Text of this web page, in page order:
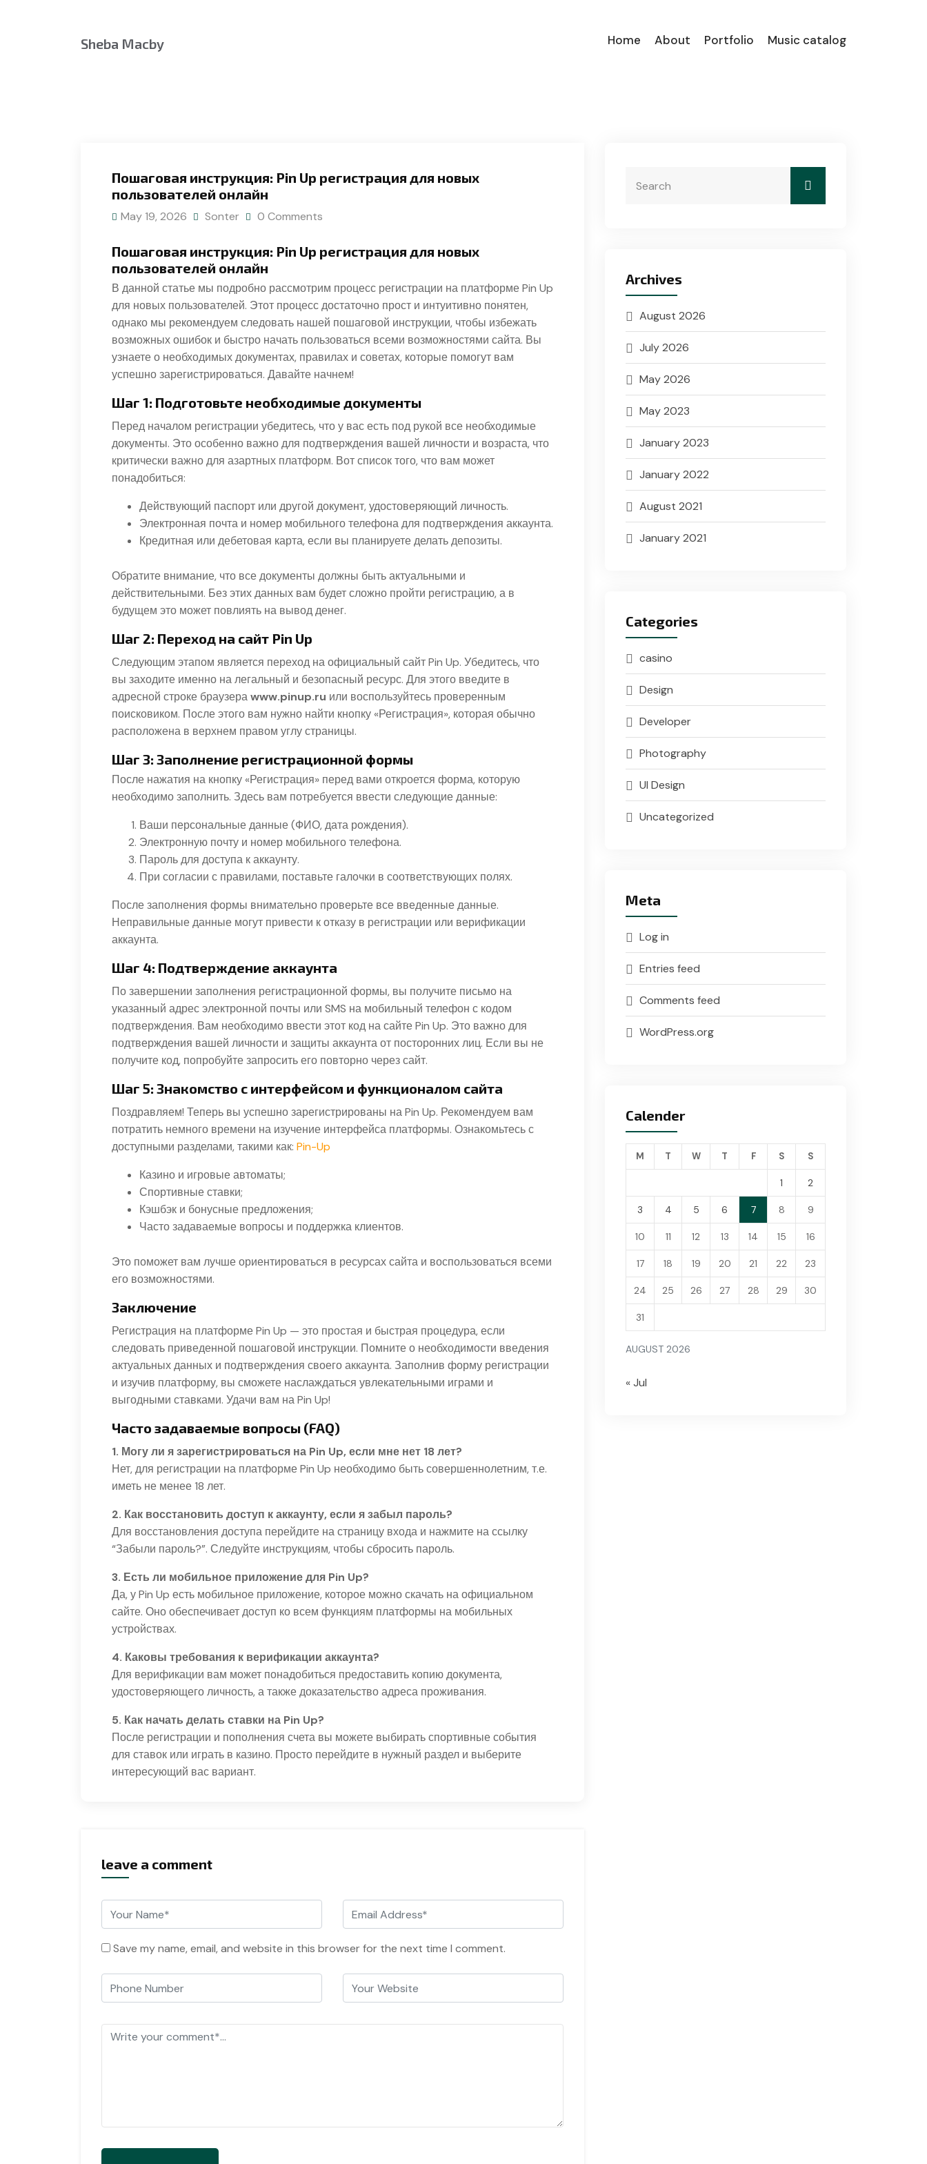
Sheba Macby Home About Portfolio Music catalog
Пошаговая инструкция: Pin Up регистрация для новых
пользователей онлайн
May 19, 2026 Sonter 0 Comments
Пошаговая инструкция: Pin Up регистрация для новых
пользователей онлайн
В данной статье мы подробно рассмотрим процесс регистрации на платформе Pin Up
для новых пользователей. Этот процесс достаточно прост и интуитивно понятен,
однако мы рекомендуем следовать нашей пошаговой инструкции, чтобы избежать
возможных ошибок и быстро начать пользоваться всеми возможностями сайта. Вы
узнаете о необходимых документах, правилах и советах, которые помогут вам
успешно зарегистрироваться. Давайте начнем!
Шаг 1: Подготовьте необходимые документы
Перед началом регистрации убедитесь, что у вас есть под рукой все необходимые
документы. Это особенно важно для подтверждения вашей личности и возраста, что
критически важно для азартных платформ. Вот список того, что вам может
понадобиться:
Действующий паспорт или другой документ, удостоверяющий личность.
Электронная почта и номер мобильного телефона для подтверждения аккаунта.
Кредитная или дебетовая карта, если вы планируете делать депозиты.
Обратите внимание, что все документы должны быть актуальными и
действительными. Без этих данных вам будет сложно пройти регистрацию, а в
будущем это может повлиять на вывод денег.
Шаг 2: Переход на сайт Pin Up
Следующим этапом является переход на официальный сайт Pin Up. Убедитесь, что
вы заходите именно на легальный и безопасный ресурс. Для этого введите в
адресной строке браузераwww.pinup.ru или воспользуйтесь проверенным
поисковиком. После этого вам нужно найти кнопку «Регистрация», которая обычно
расположена в верхнем правом углу страницы.
Шаг 3: Заполнение регистрационной формы
После нажатия на кнопку «Регистрация» перед вами откроется форма, которую
необходимо заполнить. Здесь вам потребуется ввести следующие данные:
Ваши персональные данные (ФИО, дата рождения).
Электронную почту и номер мобильного телефона.
Пароль для доступа к аккаунту.
При согласии с правилами, поставьте галочки в соответствующих полях.
После заполнения формы внимательно проверьте все введенные данные.
Неправильные данные могут привести к отказу в регистрации или верификации
аккаунта.
Шаг 4: Подтверждение аккаунта
По завершении заполнения регистрационной формы, вы получите письмо на
указанный адрес электронной почты или SMS на мобильный телефон с кодом
подтверждения. Вам необходимо ввести этот код на сайте Pin Up. Это важно для
подтверждения вашей личности и защиты аккаунта от посторонних лиц. Если вы не
получите код, попробуйте запросить его повторно через сайт.
Шаг 5: Знакомство с интерфейсом и функционалом сайта
Поздравляем! Теперь вы успешно зарегистрированы на Pin Up. Рекомендуем вам
потратить немного времени на изучение интерфейса платформы. Ознакомьтесь с
доступными разделами, такими как: Pin-Up
Казино и игровые автоматы;
Спортивные ставки;
Кэшбэк и бонусные предложения;
Часто задаваемые вопросы и поддержка клиентов.
Это поможет вам лучше ориентироваться в ресурсах сайта и воспользоваться всеми
его возможностями.
Заключение
Регистрация на платформе Pin Up — это простая и быстрая процедура, если
следовать приведенной пошаговой инструкции. Помните о необходимости введения
актуальных данных и подтверждения своего аккаунта. Заполнив форму регистрации
и изучив платформу, вы сможете наслаждаться увлекательными играми и
выгодными ставками. Удачи вам на Pin Up!
Часто задаваемые вопросы (FAQ)
1. Могу ли я зарегистрироваться на Pin Up, если мне нет 18 лет?
Нет, для регистрации на платформе Pin Up необходимо быть совершеннолетним, т.е.
иметь не менее 18 лет.
2. Как восстановить доступ к аккаунту, если я забыл пароль?
Для восстановления доступа перейдите на страницу входа и нажмите на ссылку
“Забыли пароль?”. Следуйте инструкциям, чтобы сбросить пароль.
3. Есть ли мобильное приложение для Pin Up?
Да, у Pin Up есть мобильное приложение, которое можно скачать на официальном
сайте. Оно обеспечивает доступ ко всем функциям платформы на мобильных
устройствах.
4. Каковы требования к верификации аккаунта?
Для верификации вам может понадобиться предоставить копию документа,
удостоверяющего личность, а также доказательство адреса проживания.
5. Как начать делать ставки на Pin Up?
После регистрации и пополнения счета вы можете выбирать спортивные события
для ставок или играть в казино. Просто перейдите в нужный раздел и выберите
интересующий вас вариант.
leave a comment
Save my name, email, and website in this browser for the next time I comment.
Archives
August 2026
July 2026
May 2026
May 2023
January 2023
January 2022
August 2021
January 2021
Categories
casino
Design
Developer
Photography
UI Design
Uncategorized
Meta
Log in
Entries feed
Comments feed
WordPress.org
Calender
AUGUST 2026
M T W T F S S
1 2
3 4 5 6 7 8 9
10 11 12 13 14 15 16
17 18 19 20 21 22 23
24 25 26 27 28 29 30
31
« Jul